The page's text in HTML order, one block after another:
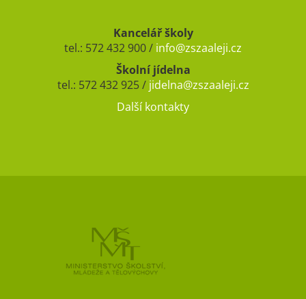
Kancelář školy
tel.: 572 432 900 / info@zszaaleji.cz
Školní jídelna
tel.: 572 432 925 / jidelna@zszaaleji.cz
Další kontakty